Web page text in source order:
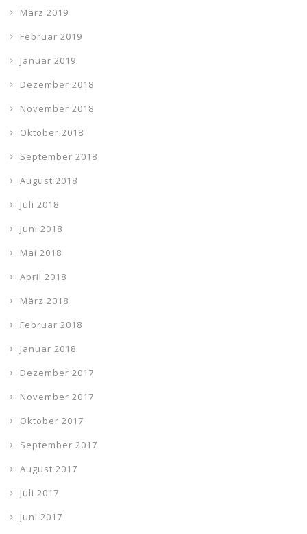
März 2019
Februar 2019
Januar 2019
Dezember 2018
November 2018
Oktober 2018
September 2018
August 2018
Juli 2018
Juni 2018
Mai 2018
April 2018
März 2018
Februar 2018
Januar 2018
Dezember 2017
November 2017
Oktober 2017
September 2017
August 2017
Juli 2017
Juni 2017